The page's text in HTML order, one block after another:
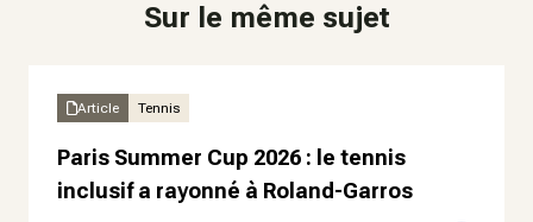
Sur le même sujet
Article Tennis
Paris Summer Cup 2026 : le tennis
inclusif a rayonné à Roland-Garros